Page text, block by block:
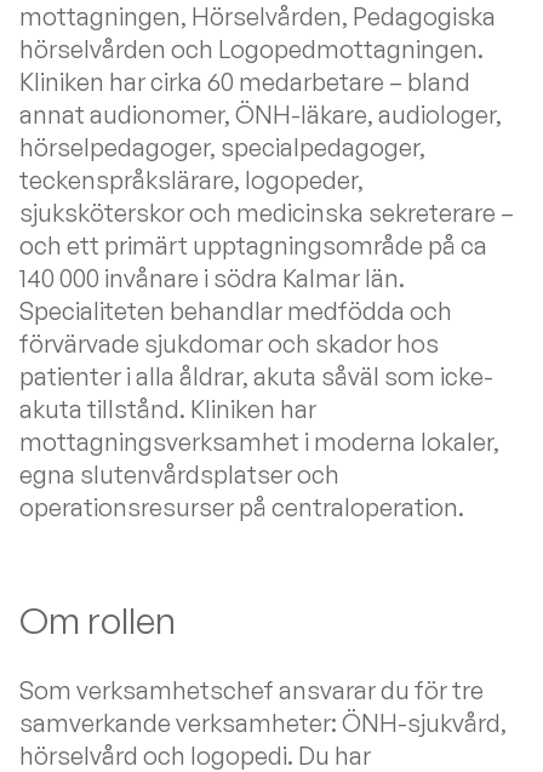
mottagningen, Hörselvården, Pedagogiska
hörselvården och Logopedmottagningen.
Kliniken har cirka 60 medarbetare – bland
annat audionomer, ÖNH-läkare, audiologer,
hörselpedagoger, specialpedagoger,
teckenspråkslärare, logopeder,
sjuksköterskor och medicinska sekreterare –
och ett primärt upptagningsområde på ca
140 000 invånare i södra Kalmar län.
Specialiteten behandlar medfödda och
förvärvade sjukdomar och skador hos
patienter i alla åldrar, akuta såväl som icke-
akuta tillstånd. Kliniken har
mottagningsverksamhet i moderna lokaler,
egna slutenvårdsplatser och
operationsresurser på centraloperation.
Om rollen
Som verksamhetschef ansvarar du för tre
samverkande verksamheter: ÖNH-sjukvård,
hörselvård och logopedi. Du har